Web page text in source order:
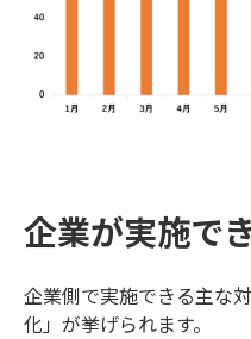
企業が実施で
企業側で実施できる主な
化」が挙げられます。